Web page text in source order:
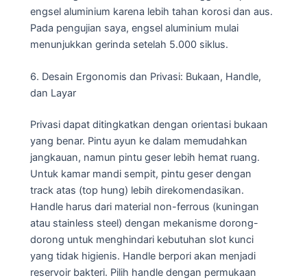
engsel aluminium karena lebih tahan korosi dan aus.
Pada pengujian saya, engsel aluminium mulai
menunjukkan gerinda setelah 5.000 siklus.
6. Desain Ergonomis dan Privasi: Bukaan, Handle,
dan Layar
Privasi dapat ditingkatkan dengan orientasi bukaan
yang benar. Pintu ayun ke dalam memudahkan
jangkauan, namun pintu geser lebih hemat ruang.
Untuk kamar mandi sempit, pintu geser dengan
track atas (top hung) lebih direkomendasikan.
Handle harus dari material non-ferrous (kuningan
atau stainless steel) dengan mekanisme dorong-
dorong untuk menghindari kebutuhan slot kunci
yang tidak higienis. Handle berpori akan menjadi
reservoir bakteri. Pilih handle dengan permukaan